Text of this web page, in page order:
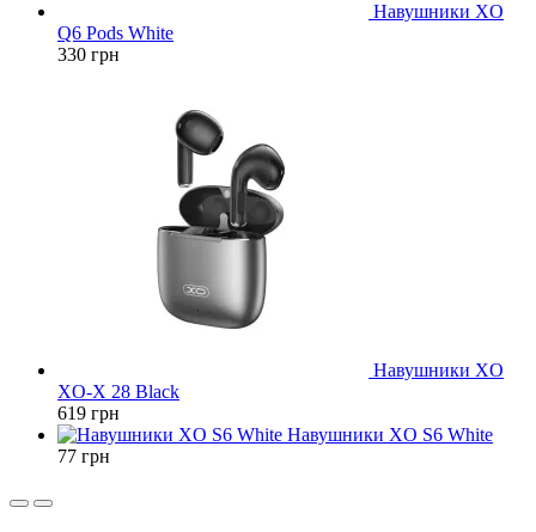
Навушники XO
Q6 Pods White
330 грн
Навушники XO
XO-X 28 Black
619 грн
Навушники XO S6 White
77 грн